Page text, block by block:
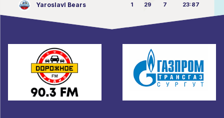
Yaroslavl Bears 1 29 7 23:87